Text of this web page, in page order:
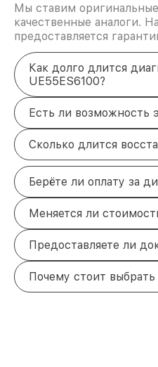
Мы ставим
качественные аналоги.
предоставляется
Как долго длится
UE55ES6100?
Есть ли возможность
Сколько длится
Берёте ли оплату за
Меняется ли
Предоставляете ли
Почему стоит